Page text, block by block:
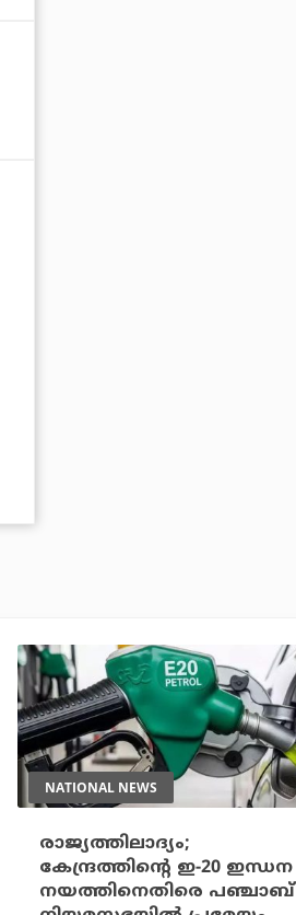
NATIONAL NEWS
രാജ്യത്തിലാദ്യം;
കേന്ദ്രത്തിന്റെ ഇ-20 ഇന്ധന
നയത്തിനെതിരെ പഞ്ചാബ്